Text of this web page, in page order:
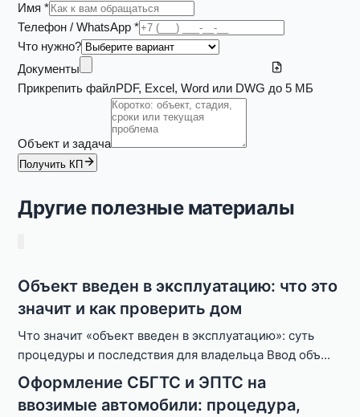
Имя *
Телефон / WhatsApp *
Что нужно?
Документы
Прикрепить файлPDF, Excel, Word или DWG до 5 МБ
Объект и задача
Получить КП
Другие полезные материалы
Объект введен в эксплуатацию: что это
значит и как проверить дом
Что значит «объект введен в эксплуатацию»: суть
процедуры и последствия для владельца Ввод объ...
Оформление СБГТС и ЭПТС на
ввозимые автомобили: процедура,